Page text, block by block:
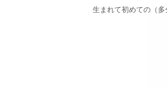
生まれて初めての（